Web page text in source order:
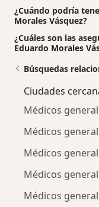
¿Cuándo podría
Morales Vásquez?
¿Cuáles son las
Eduardo Morales
Búsquedas
Ciudades
Médicos
Médicos
Médicos
Médicos
Médicos